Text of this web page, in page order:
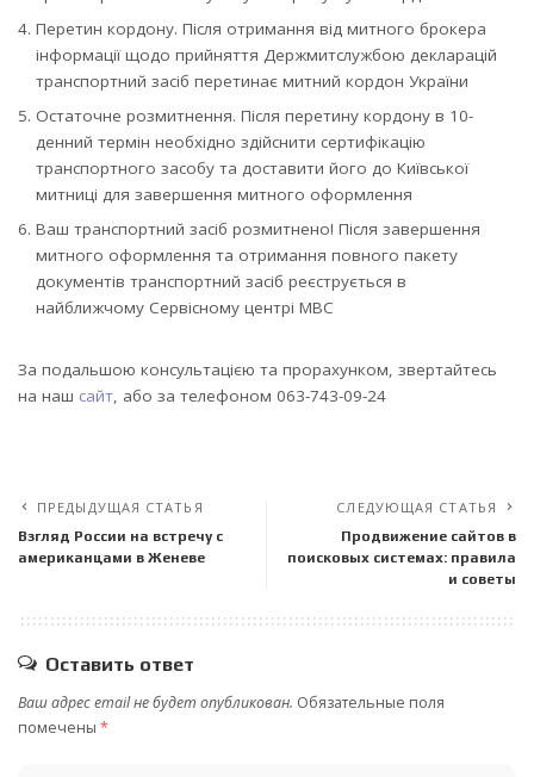
Перетин кордону. Після отримання від митного брокера
інформації щодо прийняття Держмитслужбою декларацій
транспортний засіб перетинає митний кордон України
Остаточне розмитнення. Після перетину кордону в 10-
денний термін необхідно здійснити сертифікацію
транспортного засобу та доставити його до Київської
митниці для завершення митного оформлення
Ваш транспортний засіб розмитнено! Після завершення
митного оформлення та отримання повного пакету
документів транспортний засіб реєструється в
найближчому Сервісному центрі МВС
За подальшою консультацією та прорахунком, звертайтесь
на наш сайт, або за телефоном 063-743-09-24
ПРЕДЫДУЩАЯ СТАТЬЯ
Взгляд России на встречу с
американцами в Женеве
СЛЕДУЮЩАЯ СТАТЬЯ
Продвижение сайтов в
поисковых системах: правила
и советы
Оставить ответ
Ваш адрес email не будет опубликован. Обязательные поля
помечены *